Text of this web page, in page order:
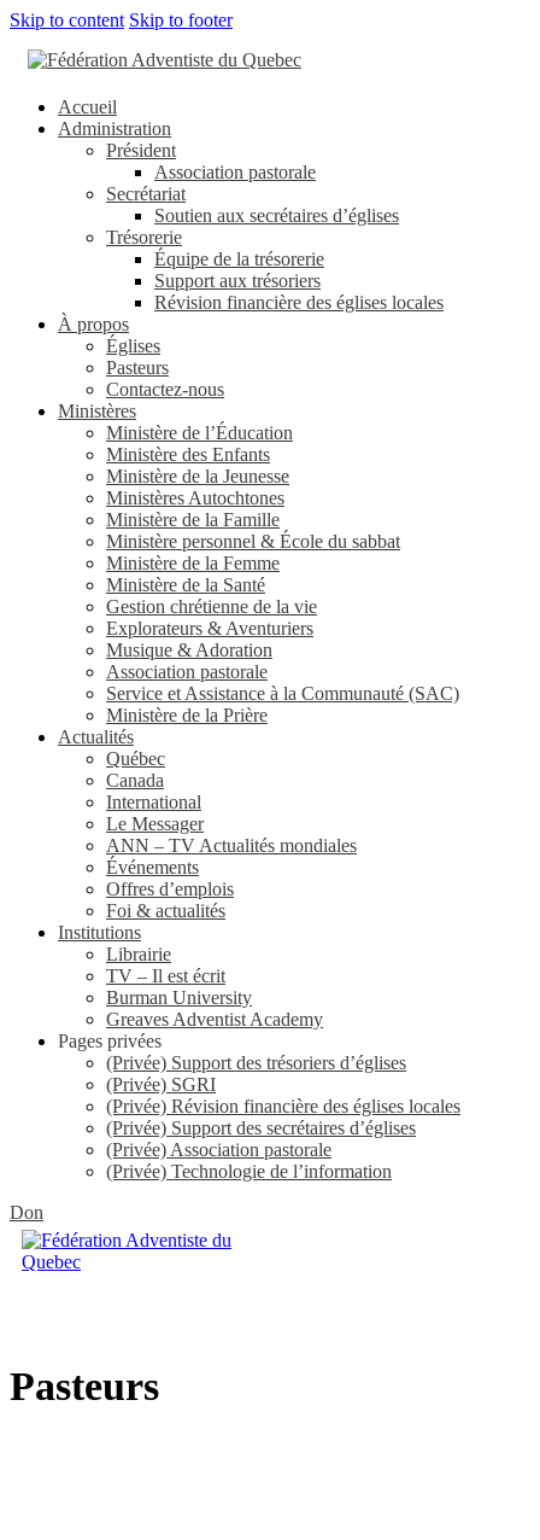
Skip to content Skip to footer
Accueil
Administration
Président
Association pastorale
Secrétariat
Soutien aux secrétaires d’églises
Trésorerie
Équipe de la trésorerie
Support aux trésoriers
Révision financière des églises locales
À propos
Églises
Pasteurs
Contactez-nous
Ministères
Ministère de l’Éducation
Ministère des Enfants
Ministère de la Jeunesse
Ministères Autochtones
Ministère de la Famille
Ministère personnel & École du sabbat
Ministère de la Femme
Ministère de la Santé
Gestion chrétienne de la vie
Explorateurs & Aventuriers
Musique & Adoration
Association pastorale
Service et Assistance à la Communauté (SAC)
Ministère de la Prière
Actualités
Québec
Canada
International
Le Messager
ANN – TV Actualités mondiales
Événements
Offres d’emplois
Foi & actualités
Institutions
Librairie
TV – Il est écrit
Burman University
Greaves Adventist Academy
Pages privées
(Privée) Support des trésoriers d’églises
(Privée) SGRI
(Privée) Révision financière des églises locales
(Privée) Support des secrétaires d’églises
(Privée) Association pastorale
(Privée) Technologie de l’information
Don
Pasteurs